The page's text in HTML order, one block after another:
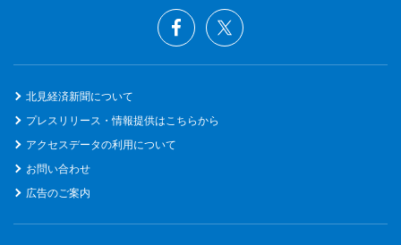
北見経済新聞について
プレスリリース・情報提供はこちらから
アクセスデータの利用について
お問い合わせ
広告のご案内